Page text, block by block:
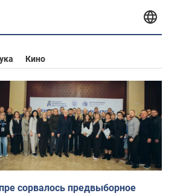
Кино
сорвалось предвыборное